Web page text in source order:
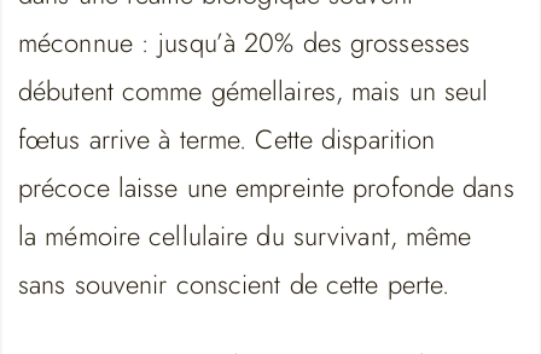
méconnue : jusqu’à 20% des grossesses
débutent comme gémellaires, mais un seul
fœtus arrive à terme. Cette disparition
précoce laisse une empreinte profonde dans
la mémoire cellulaire du survivant, même
sans souvenir conscient de cette perte.